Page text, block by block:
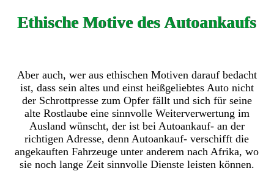
Ethische Motive des Autoankaufs
Aber auch, wer aus ethischen Motiven darauf bedacht
ist, dass sein altes und einst heißgeliebtes Auto nicht
der Schrottpresse zum Opfer fällt und sich für seine
alte Rostlaube eine sinnvolle Weiterverwertung im
Ausland wünscht, der ist bei Autoankauf- an der
richtigen Adresse, denn Autoankauf- verschifft die
angekauften Fahrzeuge unter anderem nach Afrika, wo
sie noch lange Zeit sinnvolle Dienste leisten können.